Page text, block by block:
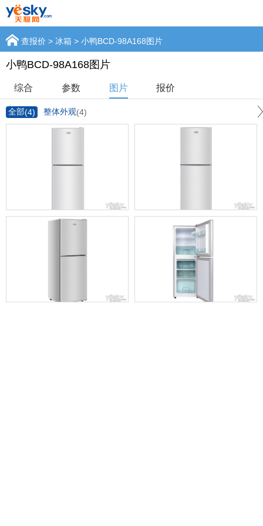
查报价 > 冰箱 > 小鸭BCD-98A168图片
小鸭BCD-98A168图片
综合 参数 图片 报价
全部(4) 整体外观(4)